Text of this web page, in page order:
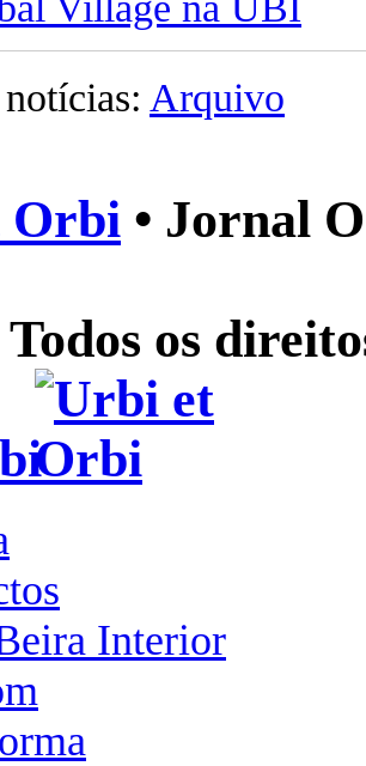
Arquivo
Orbi • Jornal
os
Interior